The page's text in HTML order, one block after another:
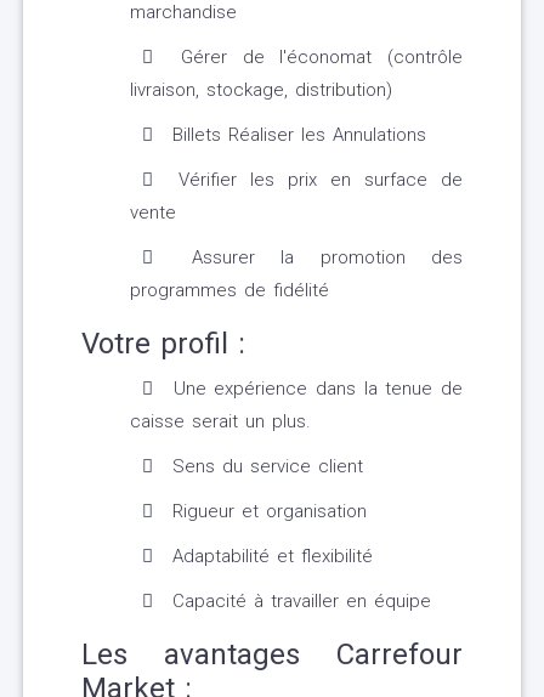
marchandise
Gérer de l'économat (contrôle
livraison, stockage, distribution)
Billets Réaliser les Annulations
Vérifier les prix en surface de
vente
Assurer la promotion des
programmes de fidélité
Votre profil :
Une expérience dans la tenue de
caisse serait un plus.
Sens du service client
Rigueur et organisation
Adaptabilité et flexibilité
Capacité à travailler en équipe
Les avantages Carrefour
Market :